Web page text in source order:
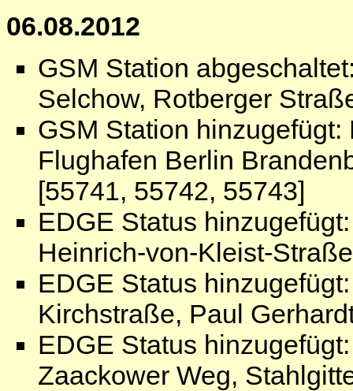
06.08.2012
GSM Station
Selchow, Rotberger
GSM Station
Flughafen Berlin
[55741, 55742, 55743]
EDGE Status
Heinrich-von-Kleist-
EDGE Status
Kirchstraße, Paul
EDGE Status
Zaackower Weg,